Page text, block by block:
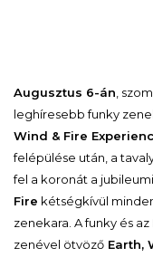
Augusztus 6-án ,
leghíresebb funky
Wind & Fire
felépülése után, a
fel a koronát a
Fire kétségkívül
zenekara. A funky és
zenével ötvöző Earth,